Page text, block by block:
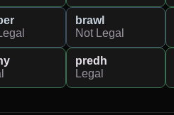
brawl
Not Legal
predh
Legal